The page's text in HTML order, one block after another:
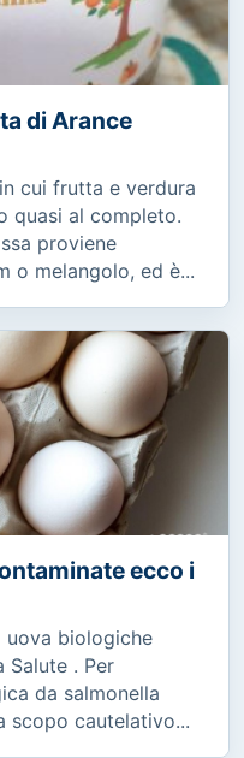
di Arance
cui frutta e verdura
quasi al completo.
proviene
o melangolo, ed è...
ecco i
biologiche
Salute . Per
da salmonella
scopo cautelativo...